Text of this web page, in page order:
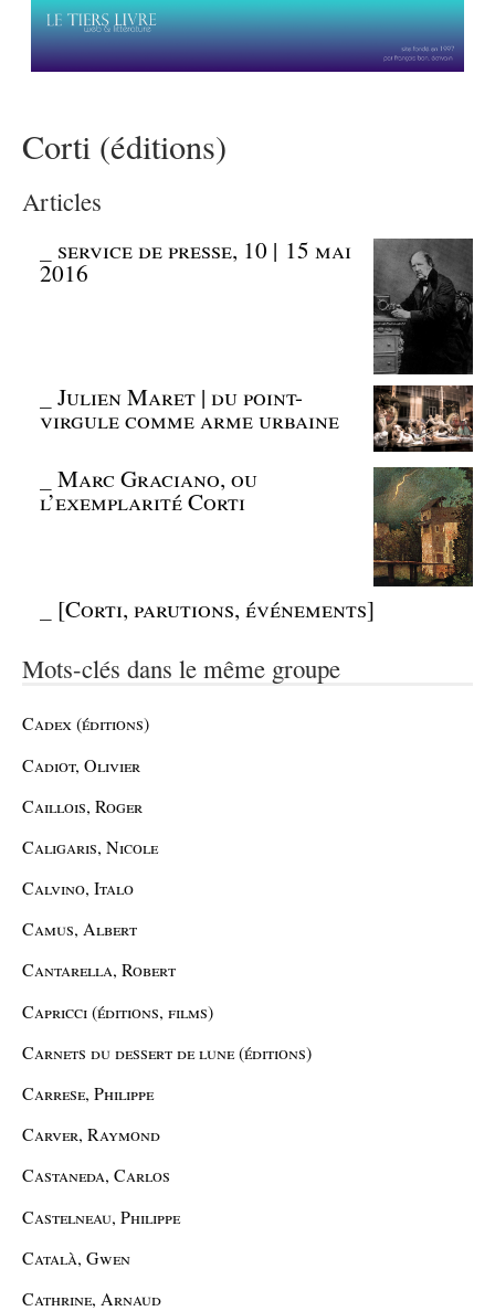
Corti (éditions)
Articles
service de presse, 10 | 15 mai
2016
_Julien Maret | du point-
virgule comme arme urbaine
_Marc Graciano, ou
l’exemplarité Corti
[Corti, parutions, événements]
Mots-clés dans le même groupe
Cadex (éditions)
Cadiot, Olivier
Caillois, Roger
Caligaris, Nicole
Calvino, Italo
Camus, Albert
Cantarella, Robert
Capricci (éditions, films)
Carnets du dessert de lune (éditions)
Carrese, Philippe
Carver, Raymond
Castaneda, Carlos
Castelneau, Philippe
Català, Gwen
Cathrine, Arnaud